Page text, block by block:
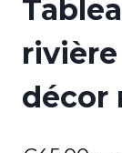
décor